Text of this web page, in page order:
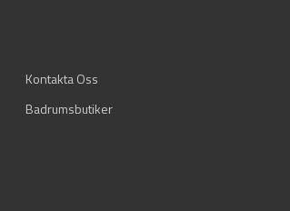
Kontakta Oss
Badrumsbutiker